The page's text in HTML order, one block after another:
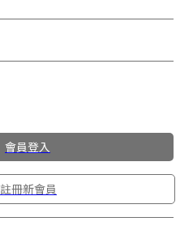
會員登入
註冊新會員